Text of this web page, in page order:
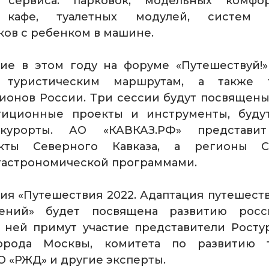
кафе, туалетных модулей, систем
с ребенком в машине.
в этом году на форуме
туристическим маршрутам, а также
России. Три сессии будут
проекты и инструменты,
АО «КАВКАЗ.РФ»
Северного Кавказа, а регионы
программами.
«Путешествия 2022. Адаптация
будет посвящена развитию
примут участие представители
Москвы, комитета по развитию
«РЖД» и другие эксперты.